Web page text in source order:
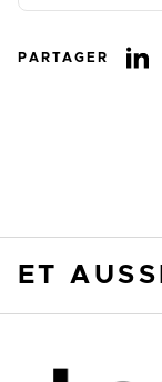
PARTAGER
ET AUSSI